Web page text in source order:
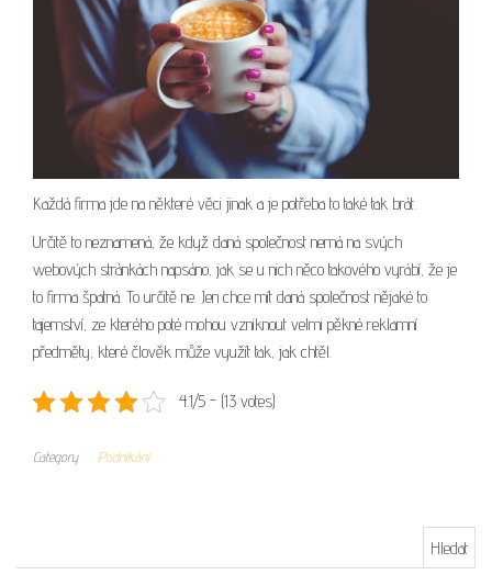
Každá firma jde na některé věci jinak a je potřeba to také tak brát.
Určitě to neznamená, že když daná společnost nemá na svých
webových stránkách napsáno, jak se u nich něco takového vyrábí, že je
to firma špatná. To určitě ne. Jen chce mít daná společnost nějaké to
tajemství, ze kterého poté mohou vzniknout velmi pěkné reklamní
předměty, které člověk může využít tak, jak chtěl.
4.1/5 - (13 votes)
Category Podnikání